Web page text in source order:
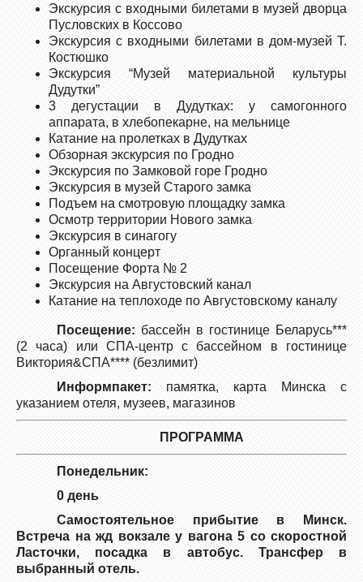
Экскурсия с входными билетами в музей дворца
Пусловских в Коссово
Экскурсия с входными билетами в дом-музей Т.
Костюшко
Экскурсия “Музей материальной культуры
Дудутки”
3 дегустации в Дудутках: у самогонного
аппарата, в хлебопекарне, на мельнице
Катание на пролетках в Дудутках
Обзорная экскурсия по Гродно
Экскурсия по Замковой горе Гродно
Экскурсия в музей Старого замка
Подъем на смотровую площадку замка
Осмотр территории Нового замка
Экскурсия в синагогу
Органный концерт
Посещение Форта № 2
Экскурсия на Августовский канал
Катание на теплоходе по Августовскому каналу
Посещение: бассейн в гостинице Беларусь***
(2 часа) или СПА-центр с бассейном в гостинице
Виктория&СПА**** (безлимит)
Информпакет: памятка, карта Минска с
указанием отеля, музеев, магазинов
ПРОГРАММА
Понедельник:
0 день
Самостоятельное прибытие в Минск.
Встреча на жд вокзале у вагона 5 со скоростной
Ласточки, посадка в автобус. Трансфер в
выбранный отель.